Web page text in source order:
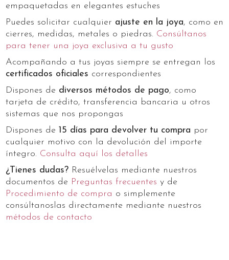
empaquetadas en elegantes estuches
Puedes solicitar cualquier ajuste en la joya, como en
cierres, medidas, metales o piedras. Consúltanos
para tener una joya exclusiva a tu gusto
Acompañando a tus joyas siempre se entregan los
certificados oficiales correspondientes
Dispones de diversos métodos de pago, como
tarjeta de crédito, transferencia bancaria u otros
sistemas que nos propongas
Dispones de15 días para devolver tu compra por
cualquier motivo con la devolución del importe
íntegro. Consulta aquí los detalles
¿Tienes dudas? Resuélvelas mediante nuestros
documentos de Preguntas frecuentes y de
Procedimiento de compra o simplemente
consúltanoslas directamente mediante nuestros
métodos de contacto